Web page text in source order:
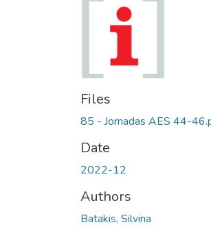
Files
85 - Jornadas AES 44-
Date
2022-12
Authors
Batakis, Silvina